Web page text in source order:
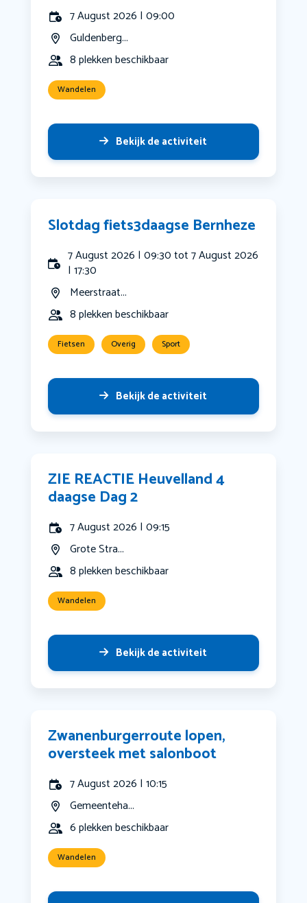
7 August 2026 | 09:00
Guldenberg...
8 plekken beschikbaar
Wandelen
Bekijk de activiteit
Slotdag fiets3daagse Bernheze
7 August 2026 | 09:30 tot 7 August 2026
| 17:30
Meerstraat...
8 plekken beschikbaar
Fietsen Overig Sport
Bekijk de activiteit
ZIE REACTIE Heuvelland 4
daagse Dag 2
7 August 2026 | 09:15
Grote Stra...
8 plekken beschikbaar
Wandelen
Bekijk de activiteit
Zwanenburgerroute lopen,
oversteek met salonboot
7 August 2026 | 10:15
Gemeenteha...
6 plekken beschikbaar
Wandelen